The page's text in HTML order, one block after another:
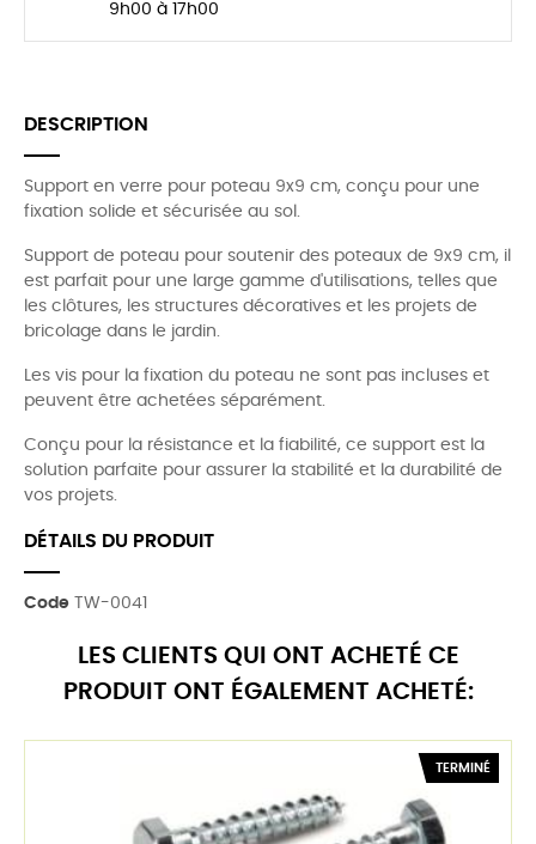
9h00 à 17h00
DESCRIPTION
Support en verre pour poteau 9x9 cm, conçu pour une
fixation solide et sécurisée au sol.
Support de poteau pour soutenir des poteaux de 9x9 cm, il
est parfait pour une large gamme d'utilisations, telles que
les clôtures, les structures décoratives et les projets de
bricolage dans le jardin.
Les vis pour la fixation du poteau ne sont pas incluses et
peuvent être achetées séparément.
Conçu pour la résistance et la fiabilité, ce support est la
solution parfaite pour assurer la stabilité et la durabilité de
vos projets.
DÉTAILS DU PRODUIT
Code TW-0041
LES CLIENTS QUI ONT ACHETÉ CE
PRODUIT ONT ÉGALEMENT ACHETÉ:
TERMINÉ